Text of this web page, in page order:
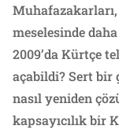
meselesinde
2009’da Kürtçe
açabildi? Sert bir
nasıl yeniden
kapsayıcılık bir